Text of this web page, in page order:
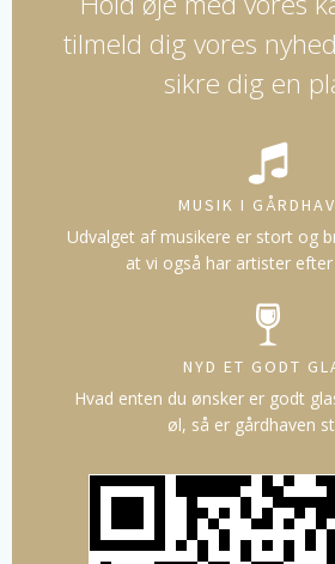
tilmeld dig vores
sikre dig en
MUSIK I
Udvalget af musikere er stort og
at vi også har artister
NYD ET GODT
Hvad enten du ønsker er godt
øl, så er gårdhaven